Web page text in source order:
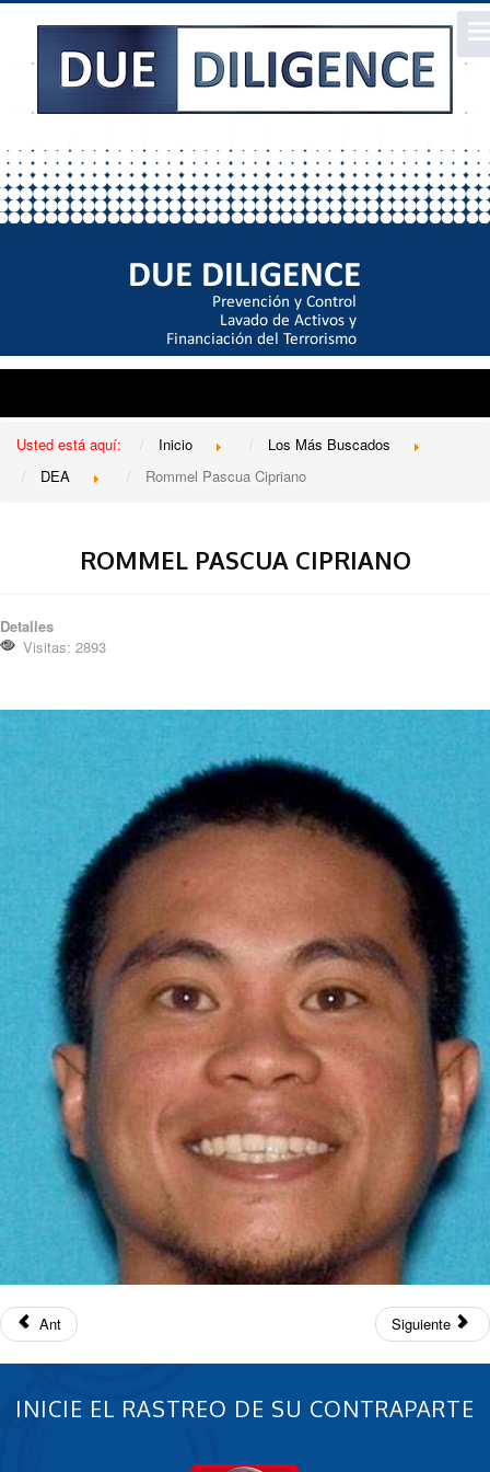
Usted está aquí: Inicio
Los Más Buscados
DEA
Rommel Pascua Cipriano
ROMMEL PASCUA CIPRIANO
Detalles
Visitas: 2893
Ant Siguiente
INICIE EL RASTREO DE SU CONTRAPARTE